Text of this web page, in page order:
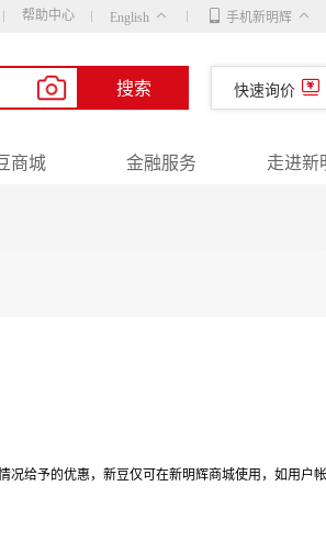
帮助中心 English 手机新明辉
搜索 快速询价
商城 金融服务 走进新
况给予的优惠，新豆仅可在新明辉商城使用，如用户